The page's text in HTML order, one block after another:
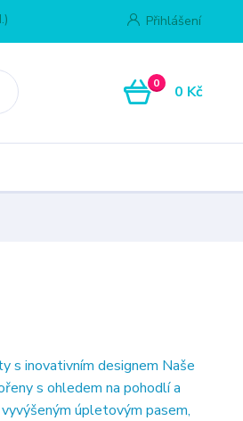
Přihlášení
0 0 Kč
s inovativním designem Naše
s ohledem na pohodlí a
úpletovým pasem,